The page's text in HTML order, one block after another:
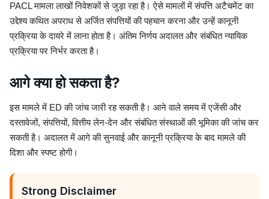
PACL मामला लाखों निवेशकों से जुड़ा रहा है। ऐसे मामलों में संपत्ति अटैचमेंट का
उद्देश्य कथित अपराध से अर्जित संपत्तियों की पहचान करना और उन्हें कानूनी
प्रक्रिया के दायरे में लाना होता है। अंतिम निर्णय अदालत और संबंधित न्यायिक
प्रक्रिया पर निर्भर करता है।
आगे क्या हो सकता है?
इस मामले में ED की जांच जारी रह सकती है। आने वाले समय में एजेंसी और
दस्तावेजों, संपत्तियों, वित्तीय लेन-देन और संबंधित संस्थाओं की भूमिका की जांच कर
सकती है। अदालत में आगे की सुनवाई और कानूनी प्रक्रिया के बाद मामले की
दिशा और स्पष्ट होगी।
Strong Disclaimer